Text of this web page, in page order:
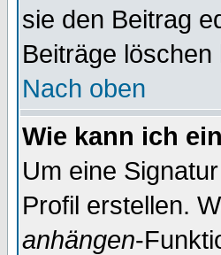
sie den Beitrag
Beiträge
Nach oben
Wie kann ich
Um eine
Profil erstellen.
anhängen-